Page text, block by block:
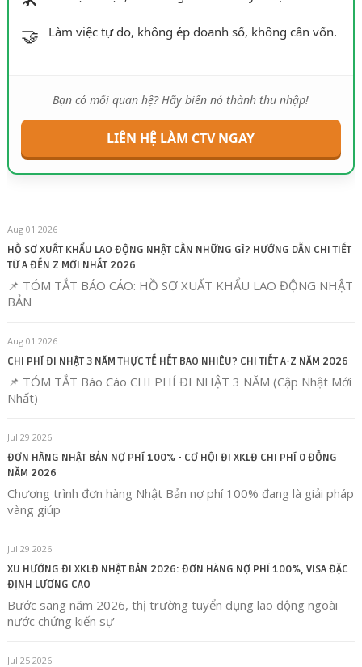
🤝 Làm việc tự do, không ép doanh số, không cần vốn.
Bạn có mối quan hệ? Hãy biến nó thành thu nhập!
LIÊN HỆ LÀM CTV NGAY
Aug 01 2026
HỒ SƠ XUẤT KHẨU LAO ĐỘNG NHẬT CẦN NHỮNG GÌ? HƯỚNG DẪN CHI TIẾT
TỪ A ĐẾN Z MỚI NHẤT 2026
📌 TÓM TẮT BÁO CÁO: HỒ SƠ XUẤT KHẨU LAO ĐỘNG NHẬT
BẢN
Aug 01 2026
CHI PHÍ ĐI NHẬT 3 NĂM THỰC TẾ HẾT BAO NHIÊU? CHI TIẾT A-Z NĂM 2026
📌 TÓM TẮT Báo Cáo CHI PHÍ ĐI NHẬT 3 NĂM (Cập Nhật Mới
Nhất)
Jul 29 2026
ĐƠN HÀNG NHẬT BẢN NỢ PHÍ 100% - CƠ HỘI ĐI XKLĐ CHI PHÍ 0 ĐỒNG
NĂM 2026
Chương trình đơn hàng Nhật Bản nợ phí 100% đang là giải pháp
vàng giúp
Jul 29 2026
XU HƯỚNG ĐI XKLĐ NHẬT BẢN 2026: ĐƠN HÀNG NỢ PHÍ 100%, VISA ĐẶC
ĐỊNH LƯƠNG CAO
Bước sang năm 2026, thị trường tuyển dụng lao động ngoài
nước chứng kiến sự
Jul 25 2026